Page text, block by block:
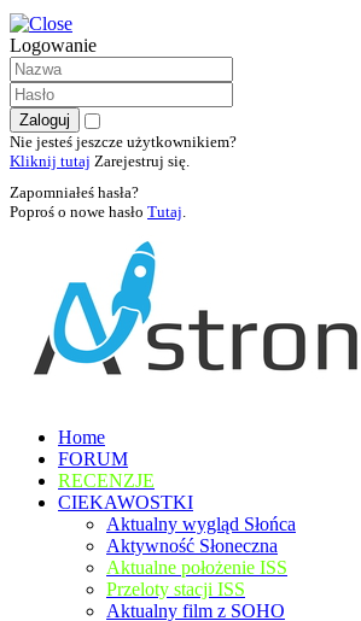
Logowanie
Nie jesteś jeszcze użytkownikiem?
Kliknij tutaj Zarejestruj się.
Zapomniałeś hasła?
Poproś o nowe hasło Tutaj.
Home
FORUM
RECENZJE
CIEKAWOSTKI
Aktualny wygląd Słońca
Aktywność Słoneczna
Aktualne położenie ISS
Przeloty stacji ISS
Aktualny film z SOHO